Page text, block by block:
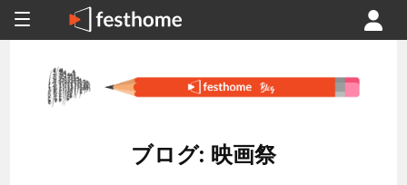
ブログ: 映画祭